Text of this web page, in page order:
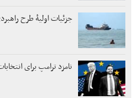
جزئیات اولیۀ طرح
نامزد ترامپ برای انتخابات ۲۰۲۸ آمریکا مشخص